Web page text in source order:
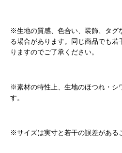
※生地の質感、色合い、装飾、タグ
る場合があります。同じ商品でも若
りますのでご了承ください。
※素材の特性上、生地のほつれ・シ
す。
※サイズは実寸と若干の誤差がある